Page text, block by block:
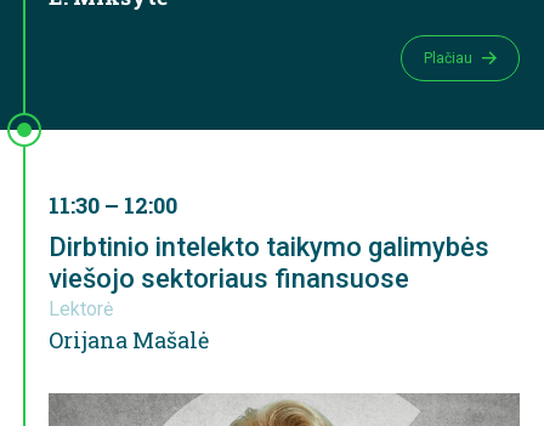
Plačiau
11:30 – 12:00
Dirbtinio intelekto taikymo galimybės
viešojo sektoriaus finansuose
Lektorė
Orijana Mašalė